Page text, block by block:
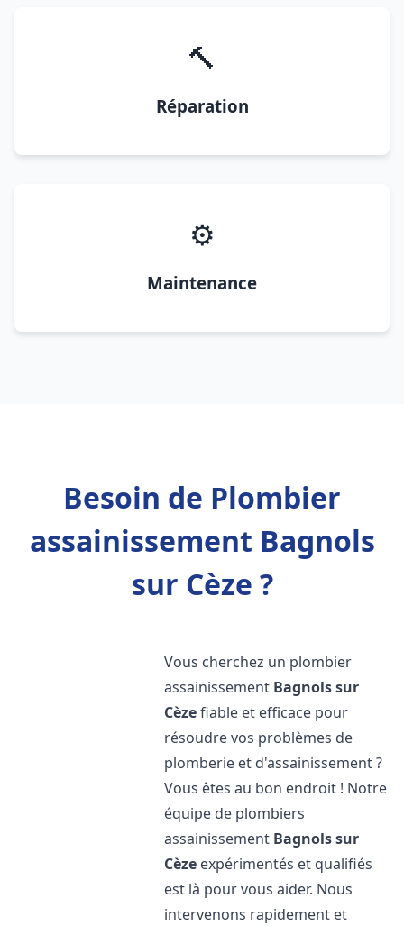
🔨
Réparation
⚙️
Maintenance
Besoin de Plombier
assainissement Bagnols
sur Cèze ?
Vous cherchez un plombier
assainissement Bagnols sur
Cèzefiable et efficace pour
résoudre vos problèmes de
plomberie et d'assainissement ?
Vous êtes au bon endroit ! Notre
équipe de plombiers
assainissement Bagnols sur
Cèze expérimentés et qualifiés
est là pour vous aider. Nous
intervenons rapidement et